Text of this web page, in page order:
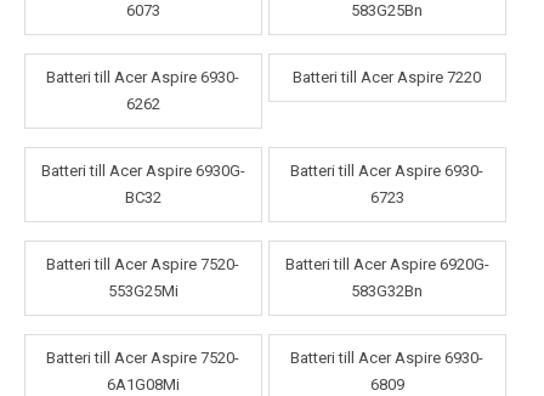
6073
583G25Bn
Batteri till Acer Aspire 6930-
6262
Batteri till Acer Aspire 7220
Batteri till Acer Aspire 6930G-
BC32
Batteri till Acer Aspire 6930-
6723
Batteri till Acer Aspire 7520-
553G25Mi
Batteri till Acer Aspire 6920G-
583G32Bn
Batteri till Acer Aspire 7520-
6A1G08Mi
Batteri till Acer Aspire 6930-
6809